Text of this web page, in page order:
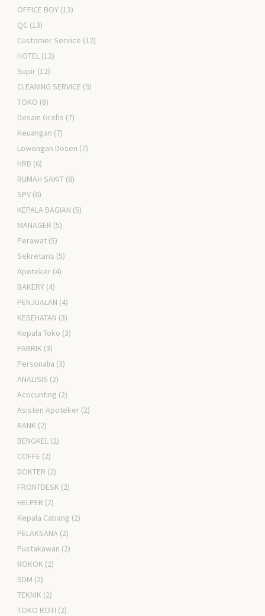
OFFICE BOY (13)
QC (13)
Customer Service (12)
HOTEL (12)
Supir (12)
CLEANING SERVICE (9)
TOKO (8)
Desain Grafis (7)
Keuangan (7)
Lowongan Dosen (7)
HRD (6)
RUMAH SAKIT (6)
SPV (6)
KEPALA BAGIAN (5)
MANAGER (5)
Perawat (5)
Sekretaris (5)
Apoteker (4)
BAKERY (4)
PENJUALAN (4)
KESEHATAN (3)
Kepala Toko (3)
PABRIK (3)
Personalia (3)
ANALISIS (2)
Acocunting (2)
Asisten Apoteker (2)
BANK (2)
BENGKEL (2)
COFFE (2)
DOKTER (2)
FRONTDESK (2)
HELPER (2)
Kepala Cabang (2)
PELAKSANA (2)
Pustakawan (2)
ROKOK (2)
SDM (2)
TEKNIK (2)
TOKO ROTI (2)